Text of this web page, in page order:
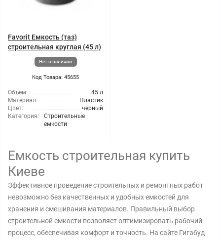
Favorit Емкость (таз)
строительная круглая (45 л)
Нет в наличии
Код Товара: 45655
Объем:
45 л
Материал:
Пластик
Цвет:
черный
Категория:
Строительные
емкости
Емкость строительная купить
Киеве
Эффективное проведение строительных и ремонтных работ
невозможно без качественных и удобных емкостей для
хранения и смешивания материалов. Правильный выбор
строительной емкости позволяет оптимизировать рабочий
процесс, обеспечивая комфорт и точность. На сайте Гигабуд